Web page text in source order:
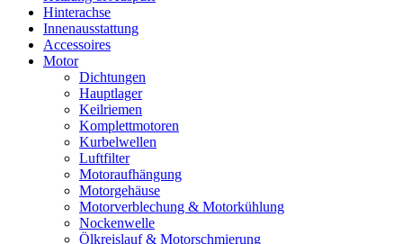
Hinterachse
Innenausstattung
Accessoires
Motor
Dichtungen
Hauptlager
Keilriemen
Komplettmotoren
Kurbelwellen
Luftfilter
Motoraufhängung
Motorgehäuse
Motorverblechung & Motorkühlung
Nockenwelle
Ölkreislauf & Motorschmierung